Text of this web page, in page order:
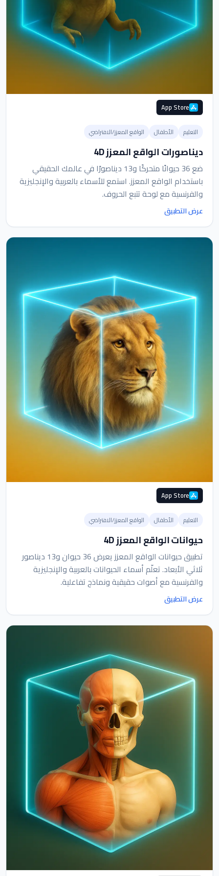
App Store
التعليم الأطفال الواقع المعزز/الافتراضي
ديناصورات الواقع المعزز 4D
ضع 36 حيوانًا متحركًا و13 ديناصورًا في عالمك الحقيقي
باستخدام الواقع المعزز. استمع للأسماء بالعربية والإنجليزية
والفرنسية مع لوحة تتبع الحروف.
عرض التطبيق
App Store
التعليم الأطفال الواقع المعزز/الافتراضي
حيوانات الواقع المعزز 4D
تطبيق حيوانات الواقع المعزز يعرض 36 حيوان و13 ديناصور
ثلاثي الأبعاد. تعلّم أسماء الحيوانات بالعربية والإنجليزية
والفرنسية مع أصوات حقيقية ونماذج تفاعلية.
عرض التطبيق